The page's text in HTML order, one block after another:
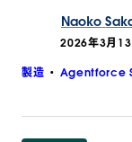
Naoko
2026年3月13
製造 Agentforce